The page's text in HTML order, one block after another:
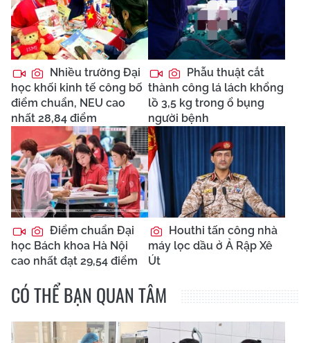
Nhiều trường Đại
học khối kinh tế công bố
điểm chuẩn, NEU cao
nhất 28,84 điểm
Phẫu thuật cắt
thành công lá lách khổng
lồ 3,5 kg trong ổ bụng
người bệnh
Điểm chuẩn Đại
học Bách khoa Hà Nội
cao nhất đạt 29,54 điểm
Houthi tấn công nhà
máy lọc dầu ở Ả Rập Xê
Út
CÓ THỂ BẠN QUAN TÂM